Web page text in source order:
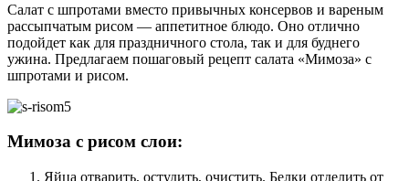
Салат с шпротами вместо привычных консервов и вареным
рассыпчатым рисом — аппетитное блюдо. Оно отлично
подойдет как для праздничного стола, так и для буднего
ужина. Предлагаем пошаговый рецепт салата «Мимоза» с
шпротами и рисом.
Мимоза с рисом слои:
Яйца отварить, остудить, очистить. Белки отделить от